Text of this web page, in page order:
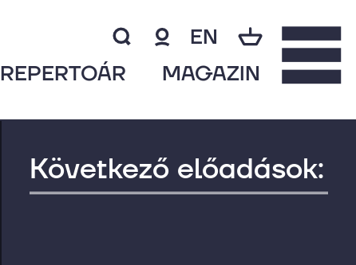
EN
REPERTOÁR MAGAZIN
Következő előadások: